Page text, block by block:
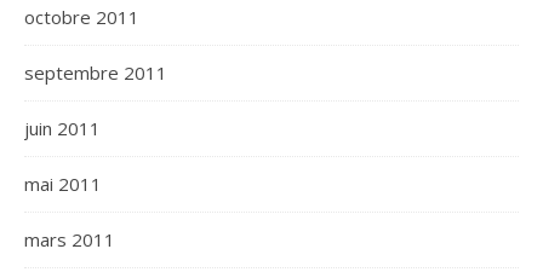
octobre 2011
septembre 2011
juin 2011
mai 2011
mars 2011